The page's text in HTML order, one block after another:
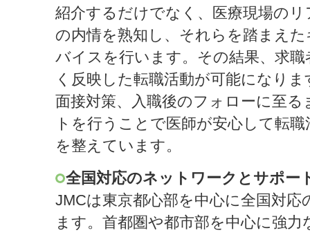
紹介するだけでなく、医療現場の
の内情を熟知し、それらを踏まえ
バイスを行います。その結果、求
く反映した転職活動が可能になり
面接対策、入職後のフォローに至
トを行うことで医師が安心して転
を整えています。
全国対応のネットワークとサポー
JMCは東京都心部を中心に全国対応
ます。首都圏や都市部を中心に強